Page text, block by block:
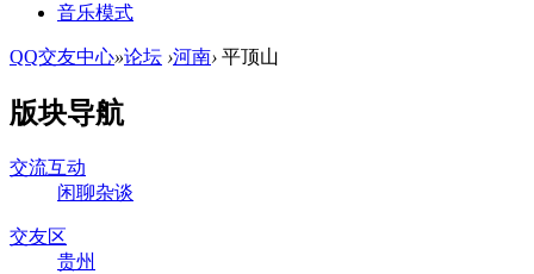
音乐模式
QQ交友中心»论坛 ›河南› 平顶山
版块导航
交流互动
闲聊杂谈
交友区
贵州